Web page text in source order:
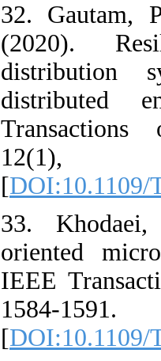
32. Gautam,
(2020).
distribution
distributed
Transactions
[DOI:10.1109/
33.
oriented
IEEE
1584-1591.
[DOI:10.1109/